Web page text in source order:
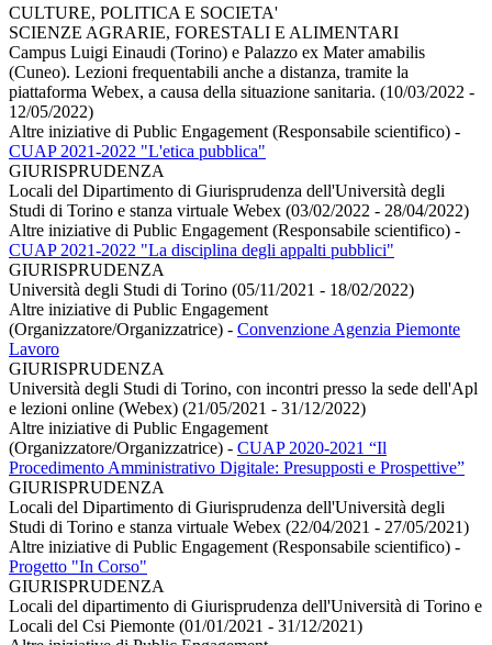
CULTURE, POLITICA E SOCIETA'
SCIENZE AGRARIE, FORESTALI E ALIMENTARI
Campus Luigi Einaudi (Torino) e Palazzo ex Mater amabilis
(Cuneo). Lezioni frequentabili anche a distanza, tramite la
piattaforma Webex, a causa della situazione sanitaria. (10/03/2022 -
12/05/2022)
Altre iniziative di Public Engagement (Responsabile scientifico) -
CUAP 2021-2022 "L'etica pubblica"
GIURISPRUDENZA
Locali del Dipartimento di Giurisprudenza dell'Università degli
Studi di Torino e stanza virtuale Webex (03/02/2022 - 28/04/2022)
Altre iniziative di Public Engagement (Responsabile scientifico) -
CUAP 2021-2022 "La disciplina degli appalti pubblici"
GIURISPRUDENZA
Università degli Studi di Torino (05/11/2021 - 18/02/2022)
Altre iniziative di Public Engagement
(Organizzatore/Organizzatrice) - Convenzione Agenzia Piemonte
Lavoro
GIURISPRUDENZA
Università degli Studi di Torino, con incontri presso la sede dell'Apl
e lezioni online (Webex) (21/05/2021 - 31/12/2022)
Altre iniziative di Public Engagement
(Organizzatore/Organizzatrice) - CUAP 2020-2021 “Il
Procedimento Amministrativo Digitale: Presupposti e Prospettive”
GIURISPRUDENZA
Locali del Dipartimento di Giurisprudenza dell'Università degli
Studi di Torino e stanza virtuale Webex (22/04/2021 - 27/05/2021)
Altre iniziative di Public Engagement (Responsabile scientifico) -
Progetto "In Corso"
GIURISPRUDENZA
Locali del dipartimento di Giurisprudenza dell'Università di Torino e
Locali del Csi Piemonte (01/01/2021 - 31/12/2021)